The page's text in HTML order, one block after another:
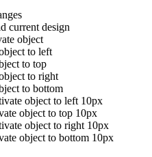
current design
object
to left
to top
to right
to bottom
object to left 10px
object to top 10px
object to right 10px
object to bottom 10px